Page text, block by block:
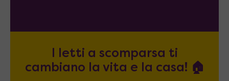
I letti a scomparsa ti
cambiano la vita e la casa! 🏠